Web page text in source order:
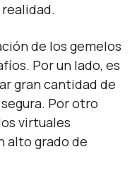
de los gemelos
Por un lado, es
gran cantidad de
Por otro
virtuales
alto grado de